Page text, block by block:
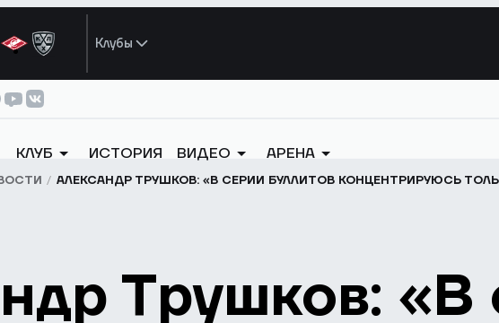
Клубы
КЛУБ ИСТОРИЯ ВИДЕО АРЕНА
АЛЕКСАНДР ТРУШКОВ: «В СЕРИИ БУЛЛИТОВ КОНЦЕНТРИРУЮСЬ
Трушков: «В